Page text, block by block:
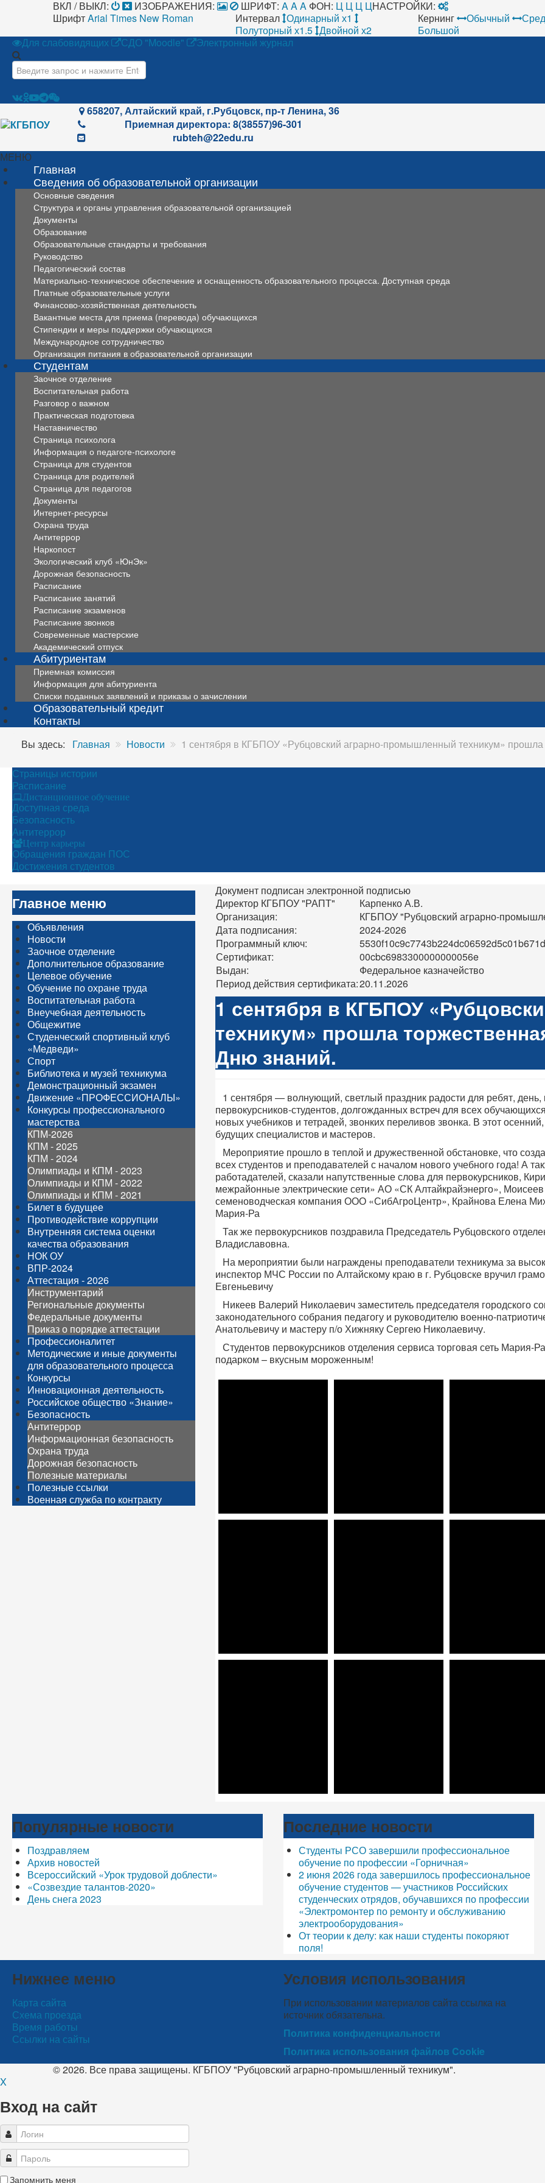
ВКЛ / ВЫКЛ: ИЗОБРАЖЕНИЯ: ШРИФТ: AAA ФОН: Ц Ц Ц ЦНАСТРОЙКИ:
ШрифтArial Times New Roman Интервал Одинарный х1
Полуторный х1.5 Двойной х2
Кернинг Обычный
Большой
Для слабовидящих
СДО "Moodle" Электронный журнал
Искать...
658207, Алтайский край, г.Рубцовск, пр-т Ленина, 36
Приемная директора: 8(38557)96-301
rubteh@22edu.ru
МЕНЮ
Главная
Сведения об образовательной организации
Основные сведения
Структура и органы управления образовательной организацией
Документы
Образование
Образовательные стандарты и требования
Руководство
Педагогический состав
Материально-техническое обеспечение и оснащенность образовательного процесса. Доступная среда
Платные образовательные услуги
Финансово-хозяйственная деятельность
Вакантные места для приема (перевода) обучающихся
Стипендии и меры поддержки обучающихся
Международное сотрудничество
Организация питания в образовательной организации
Студентам
Заочное отделение
Воспитательная работа
Разговор о важном
Практическая подготовка
Наставничество
Страница психолога
Информация о педагоге-психологе
Страница для студентов
Страница для родителей
Страница для педагогов
Документы
Интернет-ресурсы
Охрана труда
Антитеррор
Наркопост
Экологический клуб «ЮнЭк»
Дорожная безопасность
Расписание
Расписание занятий
Расписание экзаменов
Расписание звонков
Современные мастерские
Академический отпуск
Абитуриентам
Приемная комиссия
Информация для абитуриента
Списки поданных заявлений и приказы о зачислении
Образовательный кредит
Контакты
Вы здесь: Главная Новости 1 сентября в КГБПОУ «Рубцовский аграрно-промышленный техникум»
Страницы истории
Расписание
Дистанционное обучение
Доступная среда
Безопасность
Антитеррор
Центр карьеры
Обращения граждан ПОС
Достижения студентов
Главное меню
Объявления
Новости
Заочное отделение
Дополнительное образование
Целевое обучение
Обучение по охране труда
Воспитательная работа
Внеучебная деятельность
Общежитие
Студенческий спортивный клуб
«Медведи»
Спорт
Библиотека и музей техникума
Демонстрационный экзамен
Движение «ПРОФЕССИОНАЛЫ»
Конкурсы профессионального
мастерства
КПМ-2026
КПМ - 2025
КПМ - 2024
Олимпиады и КПМ - 2023
Олимпиады и КПМ - 2022
Олимпиады и КПМ - 2021
Билет в будущее
Противодействие коррупции
Внутренняя система оценки
качества образования
НОК ОУ
ВПР-2024
Аттестация - 2026
Инструментарий
Региональные документы
Федеральные документы
Приказ о порядке аттестации
Профессионалитет
Методические и иные документы
для образовательного процесса
Конкурсы
Инновационная деятельность
Российское общество «Знание»
Безопасность
Антитеррор
Информационная безопасность
Охрана труда
Дорожная безопасность
Полезные материалы
Полезные ссылки
Военная служба по контракту
Документ подписан электронной подписью
Директор КГБПОУ "РАПТ"
Карпенко А.В.
Организация:
КГБПОУ "Рубцовский аграрно-
Дата подписания:
2024-2026
Программный ключ:
Сертификат:
00cbc6983300000000056e
Выдан:
Федеральное казначейство
Период действия сертификата:20.11.2026
1 сентября в КГБПОУ
техникум» прошла
Дню знаний.
1 сентября — волнующий, светлый праздник радости для ребят,
первокурсников-студентов, долгожданных встреч для всех
новых учебников и тетрадей, звонких переливов звонка. В этот
будущих специалистов и мастеров.
Мероприятие прошло в теплой и дружественной обстановке, что
всех студентов и преподавателей с началом нового учебного года! А
работадателей, сказали напутственные слова для первокурсников,
межрайонные электрические сети» АО «СК Алтайкрайэнерго»,
семеноводческая компания ООО «СибАгроЦентр», Крайнова Елена
Мария-Ра
Так же первокурсников поздравила Председатель Рубцовского
Владиславовна.
На мероприятии были награждены преподаватели техникума за
инспектор МЧС России по Алтайскому краю в г. Рубцовске вручил
Евгеньевичу
Никеев Валерий Николаевич заместитель председателя городского
законодательного собрания педагогу и руководителю военно-
Анатольевичу и мастеру п/о Хижняку Сергею Николаевичу.
Студентов первокурсников отделения сервиса торговая сеть
подарком – вкусным мороженным!
Популярные новости
Поздравляем
Архив новостей
Всероссийский «Урок трудовой доблести»
«Созвездие талантов-2020»
День снега 2023
Последние новости
Студенты РСО завершили профессиональное
обучение по профессии «Горничная»
2 июня 2026 года завершилось профессиональное
обучение студентов — участников Российских
студенческих отрядов, обучавшихся по профессии
«Электромонтер по ремонту и обслуживанию
электрооборудования»
От теории к делу: как наши студенты покоряют
поля!
Нижнее меню
Карта сайта
Схема проезда
Время работы
Ссылки на сайты
Условия использования
При использовании материалов сайта ссылка на
источник обязательна.
Политика конфиденциальности
Политика использования файлов Cookie
© 2026. Все права защищены. КГБПОУ "Рубцовский аграрно-промышленный техникум".
X
Вход на сайт
Запомнить меня